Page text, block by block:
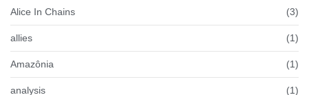
Alice In Chains (3)
allies (1)
Amazônia (1)
analysis (1)